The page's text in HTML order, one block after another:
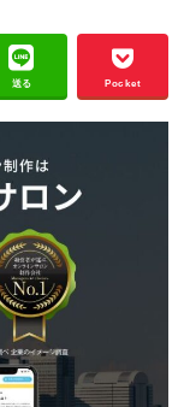
送る Pocket